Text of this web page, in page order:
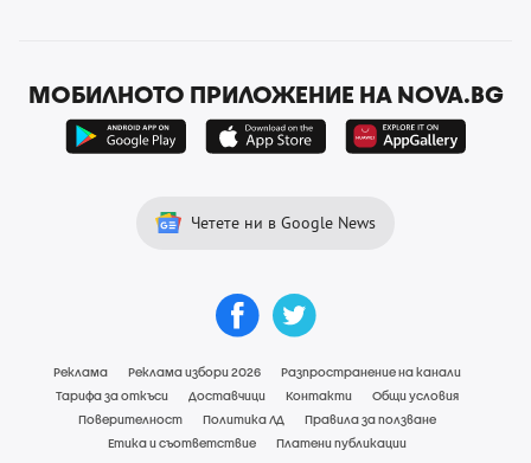
МОБИЛНОТО ПРИЛОЖЕНИЕ НА NOVA.BG
Четете ни в Google News
Реклама Реклама избори 2026
Разпространение на канали
Тарифа за откъси
Доставчици Контакти
Общи условия
Поверителност
Политика ЛД
Правила за ползване
Етика и съответствие
Платени публикации